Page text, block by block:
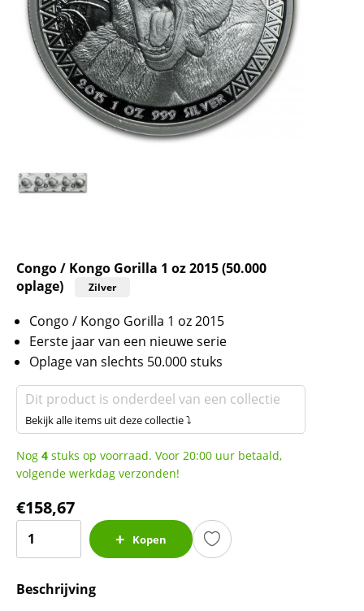
Congo / Kongo Gorilla 1 oz 2015 (50.000
oplage)
Zilver
Congo / Kongo Gorilla 1 oz 2015
Eerste jaar van een nieuwe serie
Oplage van slechts 50.000 stuks
Dit product is onderdeel van een collectie
Bekijk alle items uit deze collectie ⤵
Nog 4 stuks op voorraad. Voor 20:00 uur betaald,
volgende werkdag verzonden!
€158,67
Gorilla
Kopen
Beschrijving